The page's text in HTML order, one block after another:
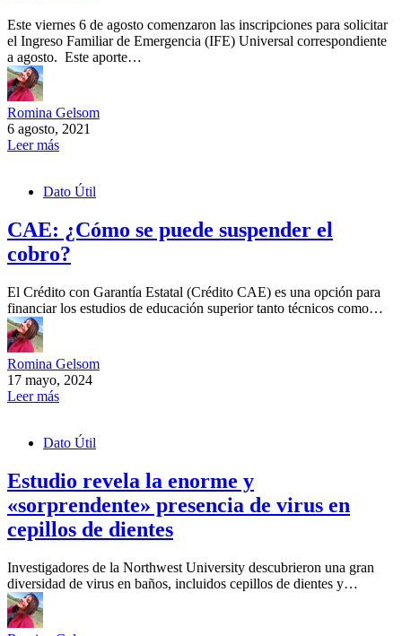
Este viernes 6 de agosto comenzaron las inscripciones para solicitar
el Ingreso Familiar de Emergencia (IFE) Universal correspondiente
a agosto. Este aporte…
Romina Gelsom
6 agosto, 2021
Leer más
Dato Útil
CAE: ¿Cómo se puede suspender el
cobro?
El Crédito con Garantía Estatal (Crédito CAE) es una opción para
financiar los estudios de educación superior tanto técnicos como…
Romina Gelsom
17 mayo, 2024
Leer más
Dato Útil
Estudio revela la enorme y
«sorprendente» presencia de virus en
cepillos de dientes
Investigadores de la Northwest University descubrieron una gran
diversidad de virus en baños, incluidos cepillos de dientes y…